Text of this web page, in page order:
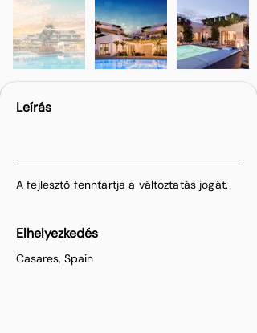
Leírás
A fejlesztő fenntartja a változtatás jogát.
Elhelyezkedés
Casares, Spain